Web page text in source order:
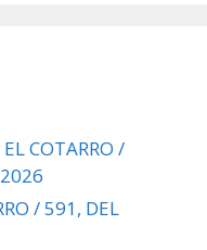
EL COTARRO /
/ 591, DEL